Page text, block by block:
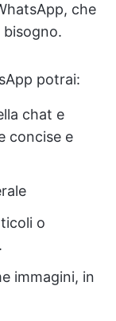
che
potrai:
chat e
concise e
o
immagini, in